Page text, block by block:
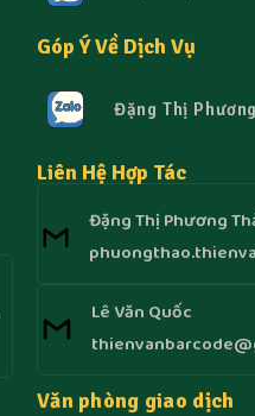
Góp Ý Về Dịch Vụ
Đặng Thị
Liên Hệ Hợp Tác
Đặng Thị Phương
Lê Văn Quốc
Văn phòng giao dịch